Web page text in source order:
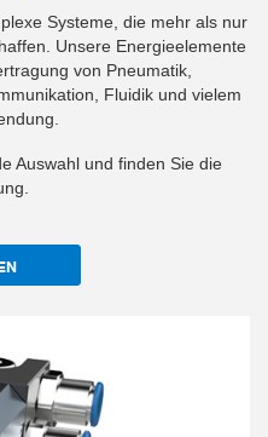
Systeme, die mehr als nur
Unsere Energieelemente
von Pneumatik,
Fluidik und vielem
Auswahl und finden Sie die